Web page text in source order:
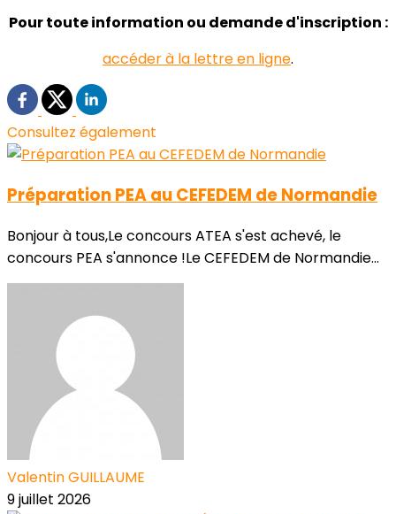
Pour toute information ou demande d'inscription :
accéder à la lettre en ligne.
Consultez également
Préparation PEA au CEFEDEM de Normandie
Bonjour à tous,Le concours ATEA s'est achevé, le
concours PEA s'annonce !Le CEFEDEM de Normandie...
Valentin GUILLAUME
9 juillet 2026